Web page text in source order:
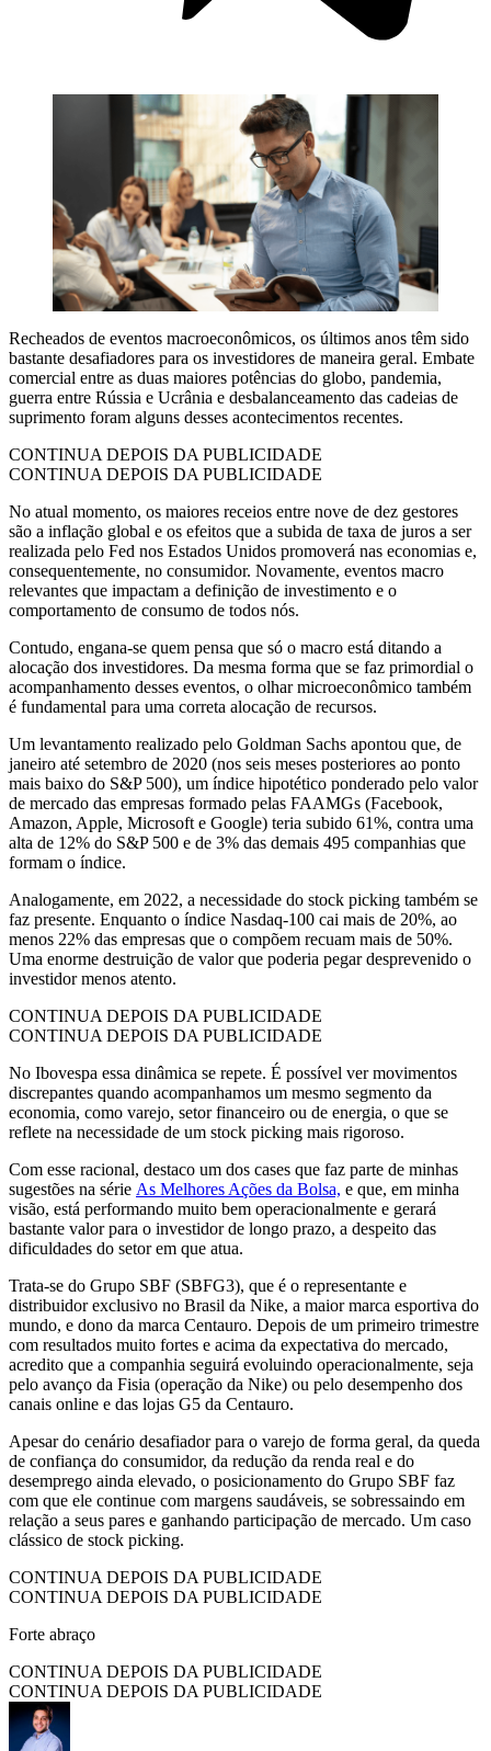
Recheados de eventos macroeconômicos, os últimos anos têm sido
bastante desafiadores para os investidores de maneira geral. Embate
comercial entre as duas maiores potências do globo, pandemia,
guerra entre Rússia e Ucrânia e desbalanceamento das cadeias de
suprimento foram alguns desses acontecimentos recentes.
CONTINUA DEPOIS DA PUBLICIDADE
CONTINUA DEPOIS DA PUBLICIDADE
No atual momento, os maiores receios entre nove de dez gestores
são a inflação global e os efeitos que a subida de taxa de juros a ser
realizada pelo Fed nos Estados Unidos promoverá nas economias e,
consequentemente, no consumidor. Novamente, eventos macro
relevantes que impactam a definição de investimento e o
comportamento de consumo de todos nós.
Contudo, engana-se quem pensa que só o macro está ditando a
alocação dos investidores. Da mesma forma que se faz primordial o
acompanhamento desses eventos, o olhar microeconômico também
é fundamental para uma correta alocação de recursos.
Um levantamento realizado pelo Goldman Sachs apontou que, de
janeiro até setembro de 2020 (nos seis meses posteriores ao ponto
mais baixo do S&P 500), um índice hipotético ponderado pelo valor
de mercado das empresas formado pelas FAAMGs (Facebook,
Amazon, Apple, Microsoft e Google) teria subido 61%, contra uma
alta de 12% do S&P 500 e de 3% das demais 495 companhias que
formam o índice.
Analogamente, em 2022, a necessidade do stock picking também se
faz presente. Enquanto o índice Nasdaq-100 cai mais de 20%, ao
menos 22% das empresas que o compõem recuam mais de 50%.
Uma enorme destruição de valor que poderia pegar desprevenido o
investidor menos atento.
CONTINUA DEPOIS DA PUBLICIDADE
CONTINUA DEPOIS DA PUBLICIDADE
No Ibovespa essa dinâmica se repete. É possível ver movimentos
discrepantes quando acompanhamos um mesmo segmento da
economia, como varejo, setor financeiro ou de energia, o que se
reflete na necessidade de um stock picking mais rigoroso.
Com esse racional, destaco um dos cases que faz parte de minhas
sugestões na série As Melhores Ações da Bolsa, e que, em minha
visão, está performando muito bem operacionalmente e gerará
bastante valor para o investidor de longo prazo, a despeito das
dificuldades do setor em que atua.
Trata-se do Grupo SBF (SBFG3), que é o representante e
distribuidor exclusivo no Brasil da Nike, a maior marca esportiva do
mundo, e dono da marca Centauro. Depois de um primeiro trimestre
com resultados muito fortes e acima da expectativa do mercado,
acredito que a companhia seguirá evoluindo operacionalmente, seja
pelo avanço da Fisia (operação da Nike) ou pelo desempenho dos
canais online e das lojas G5 da Centauro.
Apesar do cenário desafiador para o varejo de forma geral, da queda
de confiança do consumidor, da redução da renda real e do
desemprego ainda elevado, o posicionamento do Grupo SBF faz
com que ele continue com margens saudáveis, se sobressaindo em
relação a seus pares e ganhando participação de mercado. Um caso
clássico de stock picking.
CONTINUA DEPOIS DA PUBLICIDADE
CONTINUA DEPOIS DA PUBLICIDADE
Forte abraço
CONTINUA DEPOIS DA PUBLICIDADE
CONTINUA DEPOIS DA PUBLICIDADE